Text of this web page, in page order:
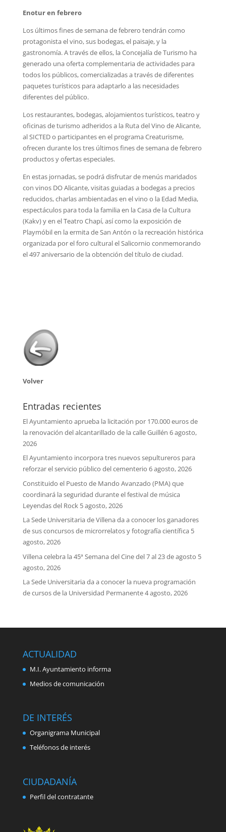
Enotur en febrero
Los últimos fines de semana de febrero tendrán como
protagonista el vino, sus bodegas, el paisaje, y la
gastronomía. A través de ellos, la Concejalía de Turismo ha
generado una oferta complementaria de actividades para
todos los públicos, comercializadas a través de diferentes
paquetes turísticos para adaptarlo a las necesidades
diferentes del público.
Los restaurantes, bodegas, alojamientos turísticos, teatro y
oficinas de turismo adheridos a la Ruta del Vino de Alicante,
al SICTED o participantes en el programa Creaturisme,
ofrecen durante los tres últimos fines de semana de febrero
productos y ofertas especiales.
En estas jornadas, se podrá disfrutar de menús maridados
con vinos DO Alicante, visitas guiadas a bodegas a precios
reducidos, charlas ambientadas en el vino o la Edad Media,
espectáculos para toda la familia en la Casa de la Cultura
(Kakv) y en el Teatro Chapí, así como la exposición de
Playmóbil en la ermita de San Antón o la recreación histórica
organizada por el foro cultural el Salicornio conmemorando
el 497 aniversario de la obtención del título de ciudad.
Volver
Entradas recientes
El Ayuntamiento aprueba la licitación por 170.000 euros de
la renovación del alcantarillado de la calle Guillén 6 agosto,
2026
El Ayuntamiento incorpora tres nuevos sepultureros para
reforzar el servicio público del cementerio 6 agosto, 2026
Constituido el Puesto de Mando Avanzado (PMA) que
coordinará la seguridad durante el festival de música
Leyendas del Rock 5 agosto, 2026
La Sede Universitaria de Villena da a conocer los ganadores
de sus concursos de microrrelatos y fotografía científica 5
agosto, 2026
Villena celebra la 45ª Semana del Cine del 7 al 23 de agosto 5
agosto, 2026
La Sede Universitaria da a conocer la nueva programación
de cursos de la Universidad Permanente4 agosto, 2026
ACTUALIDAD
M.I. Ayuntamiento informa
Medios de comunicación
DE INTERÉS
Organigrama Municipal
Teléfonos de interés
CIUDADANÍA
Perfil del contratante